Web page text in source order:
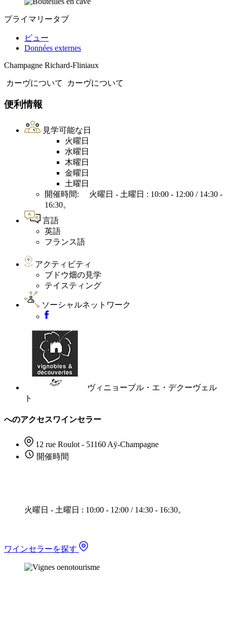
プライマリータブ
ビュー
Données externes
Champagne Richard-Fliniaux
カーヴについて カーヴについて
便利情報
見学可能な日
火曜日
水曜日
木曜日
金曜日
土曜日
開催時間: 火曜日 - 土曜日 : 10:00 - 12:00 / 14:30 -
16:30。
言語
英語
フランス語
アクティビティ
ブドウ畑の見学
テイスティング
ソーシャルネットワーク
ヴィニョーブル・エ・デクーヴェル
ト
へのアクセスワインセラー
12 rue Roulot - 51160 Aÿ-Champagne
開催時間
火曜日 - 土曜日 : 10:00 - 12:00 / 14:30 - 16:30。
ワインセラーを探す